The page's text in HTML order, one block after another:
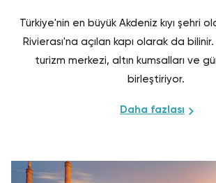
Türkiye'nin en büyük Akdeniz kıyı şehri
Rivierası'na açılan kapı olarak da
turizm merkezi, altın kumsalları ve
birleştiriyor.
Daha fazlası